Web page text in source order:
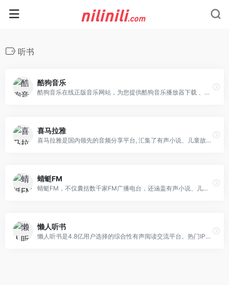
听书
酷狗音乐
酷狗音乐在线正版音乐网站，为您提供酷狗音乐播放器下载 、在线音乐试听下载，提供听书、长音频、频道、听小说和MV播放服务。酷狗音乐，就是歌多！小说相声也很多！场景音乐也很多！
喜马拉雅
喜马拉雅是国内领先的音频分享平台, 汇集了有声小说、儿童故事、相声评书、京剧戏曲、新闻段子、广播电台等数亿条免费声音内容, 听书、听小说、听故事、听儿歌、听音乐, 为您找到每一天的精神食粮！
蜻蜓FM
蜻蜓FM，不仅囊括数千家FM广播电台，还涵盖有声小说、儿童故事、相声评书、戏曲、音乐、脱口秀、鬼故事、情感故事、财经科技、新闻历史人文、健康教育等30多类的有声读物或音频节目。更有高晓松、老梁、张召忠、蒋勋等精品有声读物和音频在线收听。蜻蜓FM作为用户喜爱的有声听书应用，为广大听众呈现前沿丰富的有声读物、有声小说和广播电台节目。下载蜻蜓fm，听书听小说听电台，更多的世界用听的。
懒人听书
懒人听书是4.8亿用户选择的综合性有声阅读交流平台。热门IP入驻，知名主播云集，原创小说、经典文学、海量精品栏目共筑有声阅读生态圈，解放双眼，畅听世界